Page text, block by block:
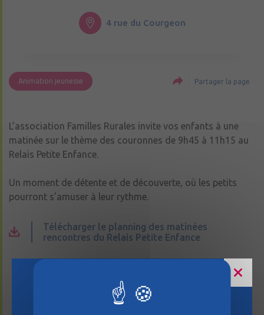
4 rue du Courgeon
Animation jeunesse Partager la page
L’association Familles Rurales invite vos enfants à une
matinée sur le thème des couronnes de 9h45 à 11h15 au
Relais Petite Enfance.
Un moment de détente et de découverte, où les petits
pourront s’amuser à leur rythme.
Télécharger le planning des matinées
rencontres du Relais Petite Enfance